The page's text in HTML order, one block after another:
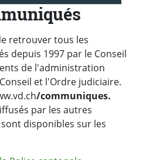
retrouver tous les
depuis 1997 par le Conseil
de l'administration
et l'Ordre judiciaire.
/communiques.
par les autres
disponibles sur les